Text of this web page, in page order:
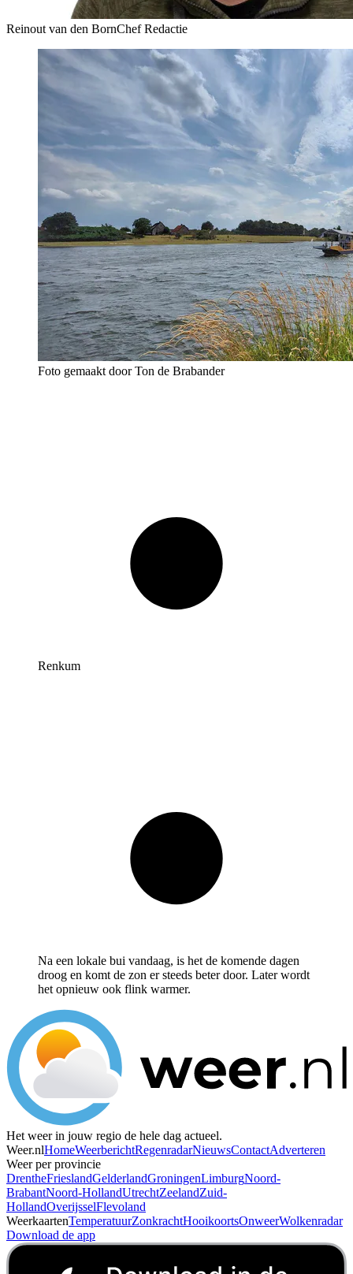
Reinout van den BornChef Redactie
Foto gemaakt door Ton de Brabander
Renkum
Na een lokale bui vandaag, is het de komende dagen
droog en komt de zon er steeds beter door. Later wordt
het opnieuw ook flink warmer.
Het weer in jouw regio de hele dag actueel.
Weer.nlHomeWeerberichtRegenradarNieuwsContactAdverteren
Weer per provincie
DrentheFrieslandGelderlandGroningenLimburgNoord-
BrabantNoord-HollandUtrechtZeelandZuid-
HollandOverijsselFlevoland
WeerkaartenTemperatuurZonkrachtHooikoortsOnweerWolkenradar
Download de app